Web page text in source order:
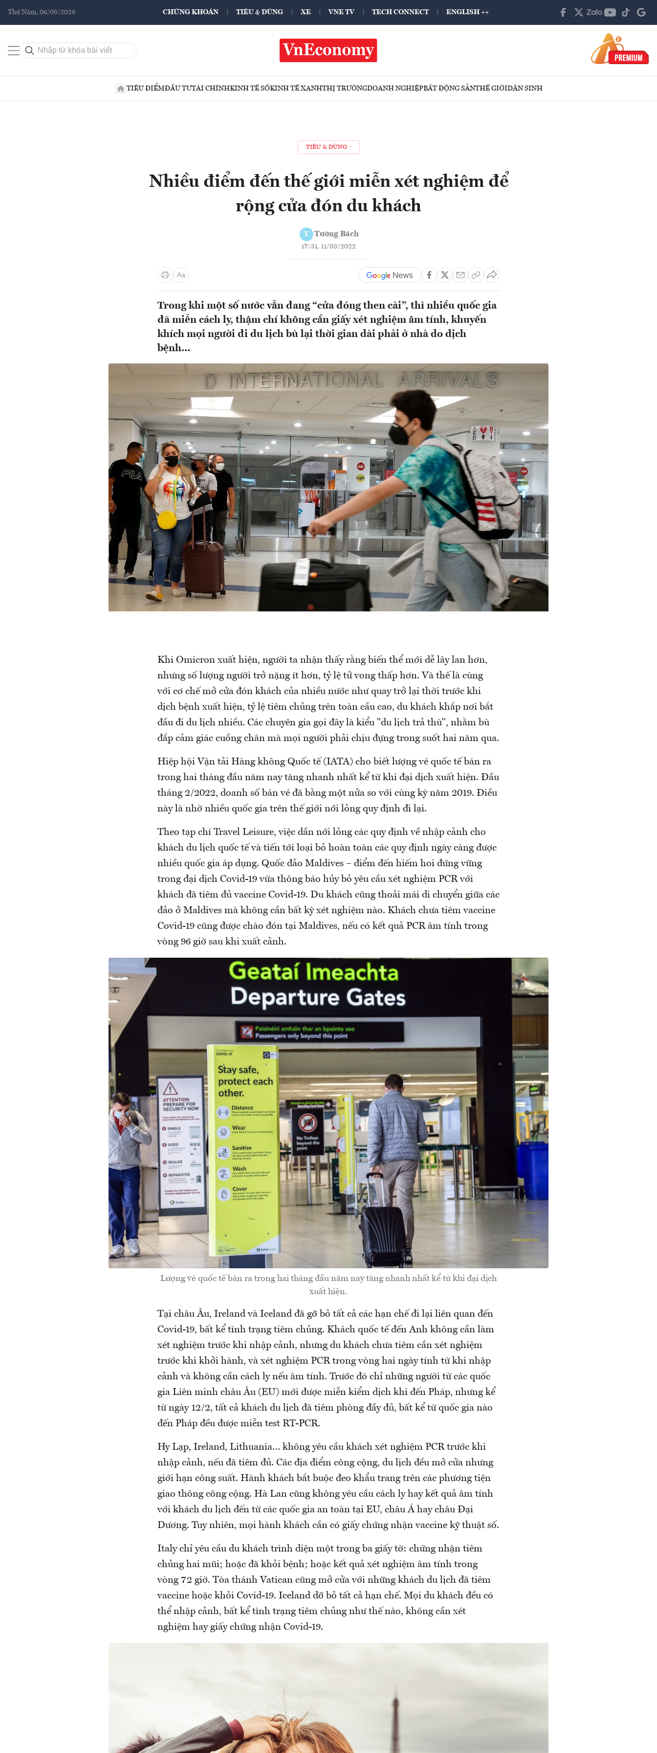
Thứ Năm, 06/08/2026 CHỨNG KHOÁN TIÊU & DÙNG XE VNE TV TECH CONNECT ENGLISH ++
TIÊU ĐIỂMĐẦU TƯTÀI CHÍNHKINH TẾ SỐKINH TẾ XANHTHỊ TRƯỜNGDOANH NGHIỆPBẤT ĐỘNG SẢNTHẾ GIỚIDÂN SINH
TIÊU & DÙNG
Nhiều điểm đến thế giới miễn xét nghiệm để
rộng cửa đón du khách
T Tường Bách
17:31, 11/03/2022
Trong khi một số nước vẫn đang “cửa đóng then cài”, thì nhiều quốc gia
đã miễn cách ly, thậm chí không cần giấy xét nghiệm âm tính, khuyến
khích mọi người đi du lịch bù lại thời gian dài phải ở nhà do dịch
bệnh...
Khi Omicron xuất hiện, người ta nhận thấy rằng biến thể mới dễ lây lan hơn,
nhưng số lượng người trở nặng ít hơn, tỷ lệ tử vong thấp hơn. Và thế là cùng
với cơ chế mở cửa đón khách của nhiều nước như quay trở lại thời trước khi
dịch bệnh xuất hiện, tỷ lệ tiêm chủng trên toàn cầu cao, du khách khắp nơi bắt
đầu đi du lịch nhiều. Các chuyên gia gọi đây là kiểu "du lịch trả thù", nhằm bù
đắp cảm giác cuồng chân mà mọi người phải chịu đựng trong suốt hai năm qua.
Hiệp hội Vận tải Hàng không Quốc tế (IATA) cho biết lượng vé quốc tế bán ra
trong hai tháng đầu năm nay tăng nhanh nhất kể từ khi đại dịch xuất hiện. Đầu
tháng 2/2022, doanh số bán vé đã bằng một nửa so với cùng kỳ năm 2019. Điều
này là nhờ nhiều quốc gia trên thế giới nới lỏng quy định đi lại.
Theo tạp chí Travel Leisure, việc dần nới lỏng các quy định về nhập cảnh cho
khách du lịch quốc tế và tiến tới loại bỏ hoàn toàn các quy định ngày càng được
nhiều quốc gia áp dụng. Quốc đảo Maldives – điểm đến hiếm hoi đứng vững
trong đại dịch Covid-19 vừa thông báo hủy bỏ yêu cầu xét nghiệm PCR với
khách đã tiêm đủ vaccine Covid-19. Du khách cũng thoải mái di chuyển giữa các
đảo ở Maldives mà không cần bất kỳ xét nghiệm nào. Khách chưa tiêm vaccine
Covid-19 cũng được chào đón tại Maldives, nếu có kết quả PCR âm tính trong
vòng 96 giờ sau khi xuất cảnh.
Lượng vé quốc tế bán ra trong hai tháng đầu năm nay tăng nhanh nhất kể từ khi đại dịch
xuất hiện.
Tại châu Âu, Ireland và Iceland đã gỡ bỏ tất cả các hạn chế đi lại liên quan đến
Covid-19, bất kể tình trạng tiêm chủng. Khách quốc tế đến Anh không cần làm
xét nghiệm trước khi nhập cảnh, nhưng du khách chưa tiêm cần xét nghiệm
trước khi khởi hành, và xét nghiệm PCR trong vòng hai ngày tính từ khi nhập
cảnh và không cần cách ly nếu âm tính. Trước đó chỉ những người từ các quốc
gia Liên minh châu Âu (EU) mới được miễn kiểm dịch khi đến Pháp, nhưng kể
từ ngày 12/2, tất cả khách du lịch đã tiêm phòng đầy đủ, bất kể từ quốc gia nào
đến Pháp đều được miễn test RT-PCR.
Hy Lạp, Ireland, Lithuania… không yêu cầu khách xét nghiệm PCR trước khi
nhập cảnh, nếu đã tiêm đủ. Các địa điểm công cộng, du lịch đều mở cửa nhưng
giới hạn công suất. Hành khách bắt buộc đeo khẩu trang trên các phương tiện
giao thông công cộng. Hà Lan cũng không yêu cầu cách ly hay kết quả âm tính
với khách du lịch đến từ các quốc gia an toàn tại EU, châu Á hay châu Đại
Dương. Tuy nhiên, mọi hành khách cần có giấy chứng nhận vaccine kỹ thuật số.
Italy chỉ yêu cầu du khách trình diện một trong ba giấy tờ: chứng nhận tiêm
chủng hai mũi; hoặc đã khỏi bệnh; hoặc kết quả xét nghiệm âm tính trong
vòng 72 giờ. Tòa thánh Vatican cũng mở cửa với những khách du lịch đã tiêm
vaccine hoặc khỏi Covid-19. Iceland dỡ bỏ tất cả hạn chế. Mọi du khách đều có
thể nhập cảnh, bất kể tình trạng tiêm chủng như thế nào, không cần xét
nghiệm hay giấy chứng nhận Covid-19.